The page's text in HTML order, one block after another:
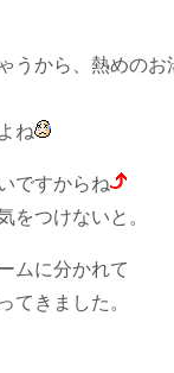
うから、熱めの
ね
ですからね
をつけないと。
ムに分かれて
てきました。